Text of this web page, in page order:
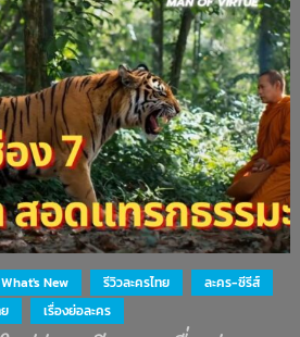
What's New รีวิวละครไทย
ละคร-ซีรีส์
เรื่องย่อละคร